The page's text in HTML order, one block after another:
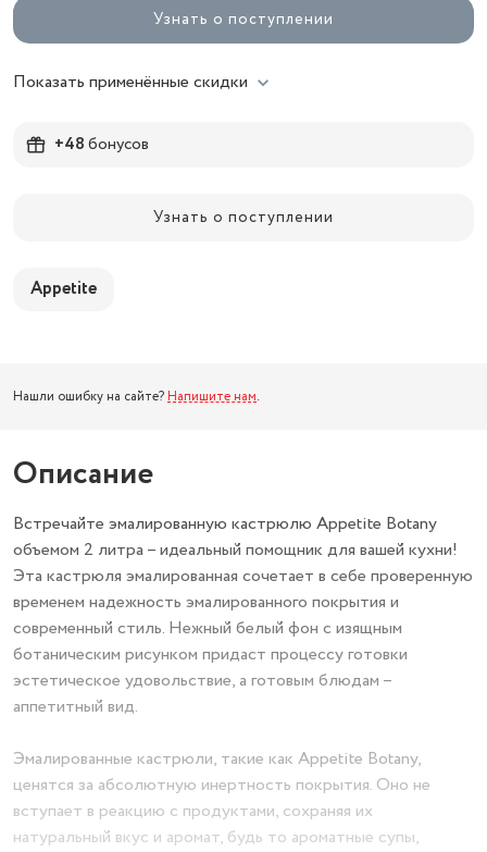
Узнать о поступлении
Показать применённые скидки
+48бонусов
Узнать о поступлении
Appetite
Нашли ошибку на сайте? Напишите нам.
Описание
Встречайте эмалированную кастрюлю Appetite Botany
объемом 2 литра – идеальный помощник для вашей кухни!
Эта кастрюля эмалированная сочетает в себе проверенную
временем надежность эмалированного покрытия и
современный стиль. Нежный белый фон с изящным
ботаническим рисунком придаст процессу готовки
эстетическое удовольствие, а готовым блюдам –
аппетитный вид.
Эмалированные кастрюли, такие как Appetite Botany,
ценятся за абсолютную инертность покрытия. Оно не
вступает в реакцию с продуктами, сохраняя их
натуральный вкус и аромат, будь то ароматные супы,